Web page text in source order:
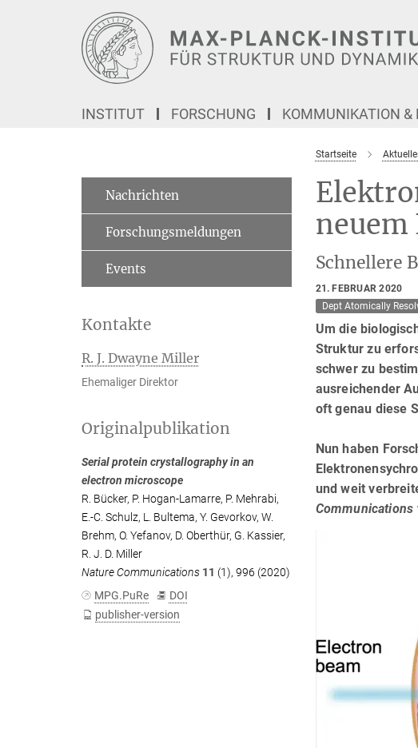
INSTITUT FORSCHUNG KOMMUNIKATION &
Startseite
neuem
Schnellere
21. FEBRUAR 2020
Dept Atomically
Um die
Struktur zu
schwer zu
ausreichender
oft genau diese
Nun haben
und weit
Communications
Nachrichten
Forschungsmeldungen
Events
Kontakte
R. J. Dwayne Miller
Ehemaliger Direktor
Originalpublikation
Serial protein crystallography in an
electron microscope
R. Bücker, P. Hogan-Lamarre, P. Mehrabi,
E.-C. Schulz, L. Bultema, Y. Gevorkov, W.
Brehm, O. Yefanov, D. Oberthür, G. Kassier,
R. J. D. Miller
Nature Communications 11 (1), 996 (2020)
MPG.PuRe
DOI
publisher-version